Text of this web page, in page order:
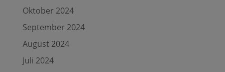
Oktober 2024
September 2024
August 2024
Juli 2024